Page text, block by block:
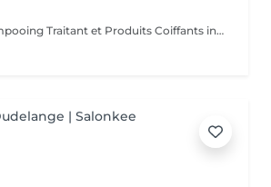
Diagnostique, Shampooing Traitant et Produits Coiffants inclus